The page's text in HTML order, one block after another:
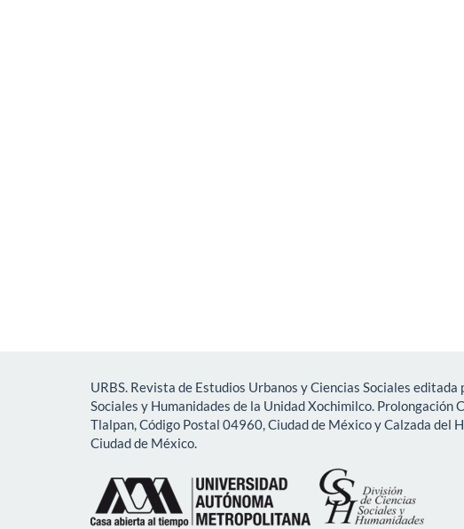
URBS. Revista de Estudios Urbanos y Ciencias Sociales
Sociales y Humanidades de la Unidad Xochimilco.
Tlalpan, Código Postal 04960, Ciudad de México y Calzada del
Ciudad de México.